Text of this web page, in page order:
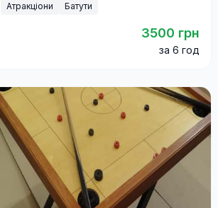
фестивалів і корпоративів.
Атракціони Батути
3500 грн
за 6 год